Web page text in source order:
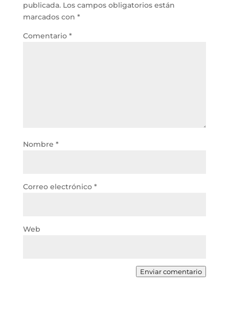
publicada. Los campos obligatorios están
marcados con *
Comentario *
Nombre *
Correo electrónico *
Web
Enviar comentario